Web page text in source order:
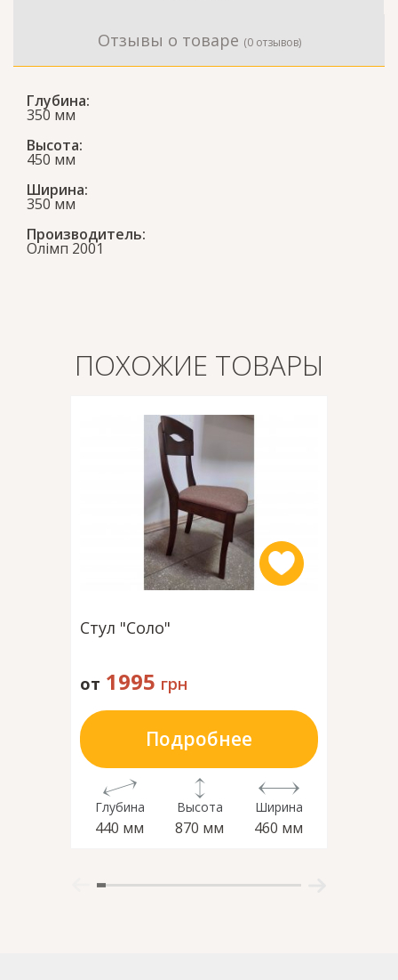
Отзывы о товаре (0 отзывов)
Глубина:
350 мм
Высота:
450 мм
Ширина:
350 мм
Производитель:
Олімп 2001
ПОХОЖИЕ ТОВАРЫ
Стул "Соло"
от 1995 грн
Подробнее
Глубина
440 мм
Высота
870 мм
Ширина
460 мм